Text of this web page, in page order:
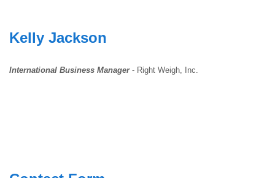
Kelly Jackson
International Business Manager - Right Weigh, Inc.